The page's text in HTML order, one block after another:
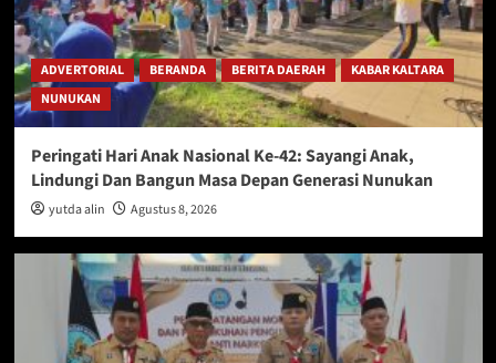
ADVERTORIAL BERANDA BERITA DAERAH
KABAR KALTARA
NUNUKAN
Peringati Hari Anak Nasional Ke-42: Sayangi Anak,
Lindungi Dan Bangun Masa Depan Generasi Nunukan
yutda alin Agustus 8, 2026